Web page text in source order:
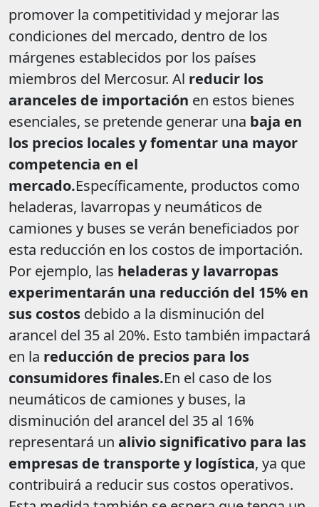
promover la competitividad y mejorar las
condiciones del mercado, dentro de los
márgenes establecidos por los países
miembros del Mercosur. Al reducir los
aranceles de importación en estos bienes
esenciales, se pretende generar una baja en
los precios locales y fomentar una mayor
competencia en el
mercado.Específicamente, productos como
heladeras, lavarropas y neumáticos de
camiones y buses se verán beneficiados por
esta reducción en los costos de importación.
Por ejemplo, las heladeras y lavarropas
experimentarán una reducción del 15% en
sus costos debido a la disminución del
arancel del 35 al 20%. Esto también impactará
en la reducción de precios para los
consumidores finales.En el caso de los
neumáticos de camiones y buses, la
disminución del arancel del 35 al 16%
representará un alivio significativo para las
empresas de transporte y logística, ya que
contribuirá a reducir sus costos operativos.